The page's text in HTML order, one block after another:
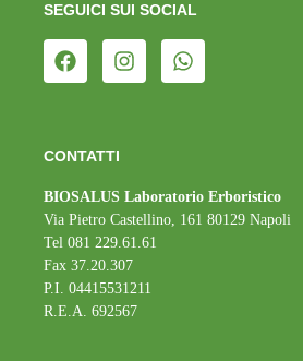
SEGUICI SUI SOCIAL
CONTATTI
BIOSALUS Laboratorio Erboristico
Via Pietro Castellino, 161 80129 Napoli
Tel 081 229.61.61
Fax 37.20.307
P.I. 04415531211
R.E.A. 692567